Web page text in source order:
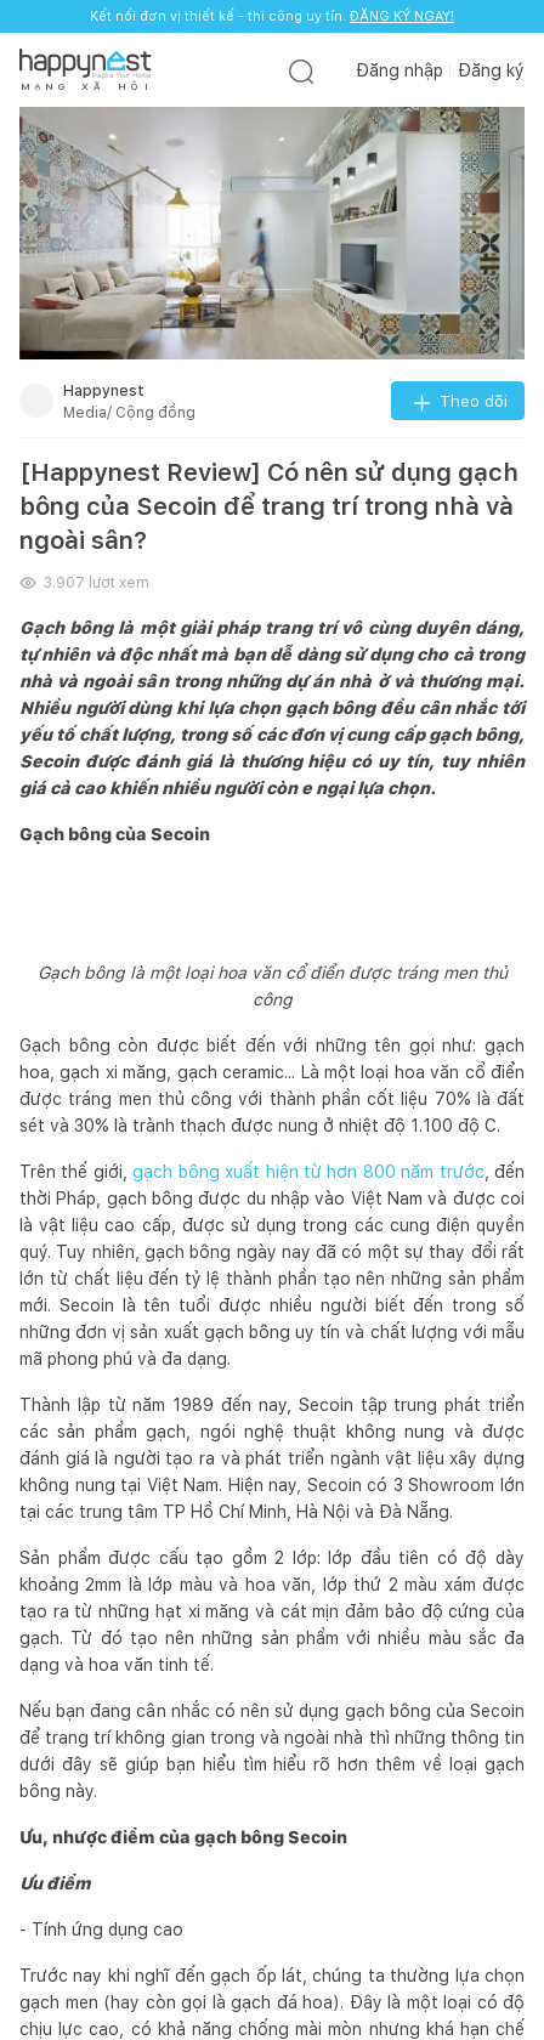
Kết nối đơn vị thiết kế - thi công uy tín. ĐĂNG KÝ NGAY!
M Ạ N G X Ã H Ộ I
Đăng nhập Đăng ký
Happynest
Media/ Cộng đồng
Theo dõi
[Happynest Review] Có nên sử dụng gạch
bông của Secoin để trang trí trong nhà và
ngoài sân?
3.907 lượt xem
Gạch bông là một giải pháp trang trí vô cùng duyên dáng,
tự nhiên và độc nhất mà bạn dễ dàng sử dụng cho cả trong
nhà và ngoài sân trong những dự án nhà ở và thương mại.
Nhiều người dùng khi lựa chọn gạch bông đều cân nhắc tới
yếu tố chất lượng, trong số các đơn vị cung cấp gạch bông,
Secoin được đánh giá là thương hiệu có uy tín, tuy nhiên
giá cả cao khiến nhiều người còn e ngại lựa chọn.
Gạch bông của Secoin
Gạch bông là một loại hoa văn cổ điển được tráng men thủ
công
Gạch bông còn được biết đến với những tên gọi như: gạch
hoa, gạch xi măng, gạch ceramic... Là một loại hoa văn cổ điển
được tráng men thủ công với thành phần cốt liệu 70% là đất
sét và 30% là trành thạch được nung ở nhiệt độ 1.100 độ C.
Trên thế giới,gạch bông xuất hiện từ hơn 800 năm trước , đến
thời Pháp, gạch bông được du nhập vào Việt Nam và được coi
là vật liệu cao cấp, được sử dụng trong các cung điện quyền
quý. Tuy nhiên, gạch bông ngày nay đã có một sự thay đổi rất
lớn từ chất liệu đến tỷ lệ thành phần tạo nên những sản phẩm
mới. Secoin là tên tuổi được nhiều người biết đến trong số
những đơn vị sản xuất gạch bông uy tín và chất lượng với mẫu
mã phong phú và đa dạng.
Thành lập từ năm 1989 đến nay, Secoin tập trung phát triển
các sản phẩm gạch, ngói nghệ thuật không nung và được
đánh giá là người tạo ra và phát triển ngành vật liệu xây dựng
không nung tại Việt Nam. Hiện nay, Secoin có 3 Showroom lớn
tại các trung tâm TP Hồ Chí Minh, Hà Nội và Đà Nẵng.
Sản phẩm được cấu tạo gồm 2 lớp: lớp đầu tiên có độ dày
khoảng 2mm là lớp màu và hoa văn, lớp thứ 2 màu xám được
tạo ra từ những hạt xi măng và cát mịn đảm bảo độ cứng của
gạch. Từ đó tạo nên những sản phẩm với nhiều màu sắc đa
dạng và hoa văn tinh tế.
Nếu bạn đang cân nhắc có nên sử dụng gạch bông của Secoin
để trang trí không gian trong và ngoài nhà thì những thông tin
dưới đây sẽ giúp bạn hiểu tìm hiểu rõ hơn thêm về loại gạch
bông này.
Ưu, nhược điểm của gạch bông Secoin
Ưu điểm
- Tính ứng dụng cao
Trước nay khi nghĩ đến gạch ốp lát, chúng ta thường lựa chọn
gạch men (hay còn gọi là gạch đá hoa). Đây là một loại có độ
chịu lực cao, có khả năng chống mài mòn nhưng khá hạn chế